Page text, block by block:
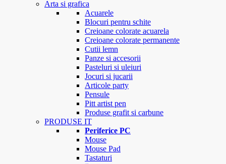
Arta si grafica
Acuarele
Blocuri pentru schite
Creioane colorate acuarela
Creioane colorate permanente
Cutii lemn
Panze si accesorii
Pasteluri si uleiuri
Jocuri si jucarii
Articole party
Pensule
Pitt artist pen
Produse grafit si carbune
PRODUSE IT
Periferice PC
Mouse
Mouse Pad
Tastaturi